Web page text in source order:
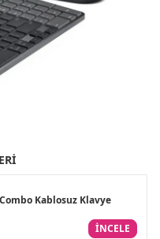
Kablosuz Klavye
INCELE